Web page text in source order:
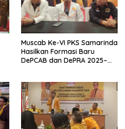
Muscab Ke-VI PKS Samarinda
Hasilkan Formasi Baru
DePCAB dan DePRA 2025–